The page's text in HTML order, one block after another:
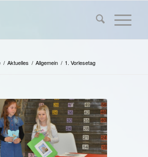
/ Aktuelles / Allgemein / 1. Vorlesetag